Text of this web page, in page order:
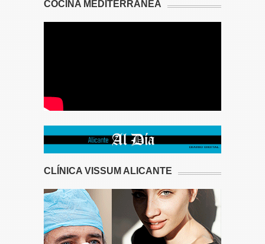
COCINA MEDITERRÁNEA
CLÍNICA VISSUM ALICANTE